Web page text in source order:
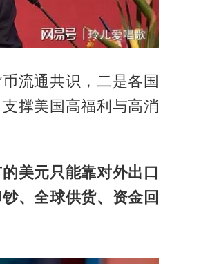
流通共识，二是各国
撑美国高福利与高消
美元只能靠对外出口
、全球供货、资金回